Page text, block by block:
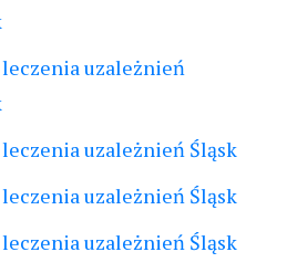
uzależnień
uzależnień Śląsk
uzależnień Śląsk
uzależnień Śląsk